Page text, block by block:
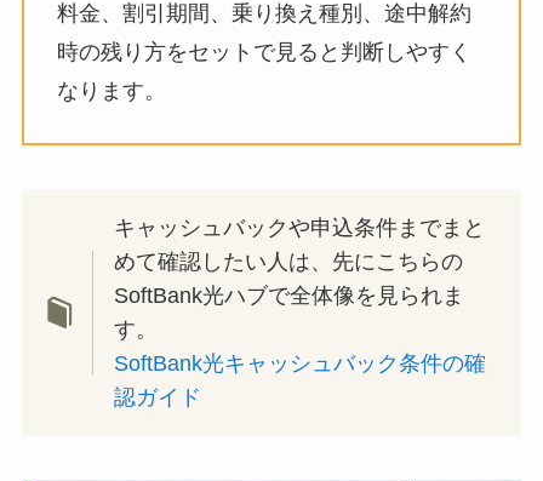
料金、割引期間、乗り換え種別、途中解約
時の残り方をセットで見ると判断しやすく
なります。
キャッシュバックや申込条件までまと
めて確認したい人は、先にこちらの
SoftBank光ハブで全体像を見られま
す。
SoftBank光キャッシュバック条件の確
認ガイド